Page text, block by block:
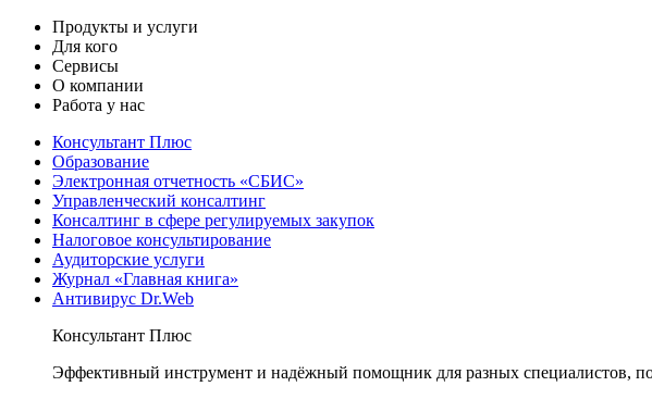
Продукты и услуги
Для кого
Сервисы
О компании
Работа у нас
Консультант Плюс
Образование
Электронная отчетность «СБИС»
Управленческий консалтинг
Консалтинг в сфере регулируемых закупок
Налоговое консультирование
Аудиторские услуги
Журнал «Главная книга»
Антивирус Dr.Web
Консультант Плюс
Эффективный инструмент и надёжный помощник для разных специалистов,